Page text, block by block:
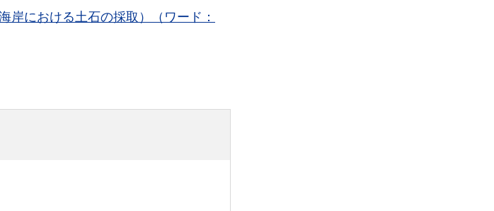
岸における土石の採取）（ワード：